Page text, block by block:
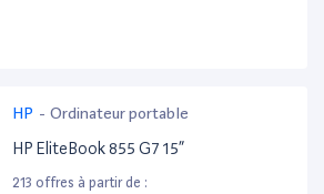
HP - Ordinateur portable
HP EliteBook 855 G7 15”
213 offres à partir de :